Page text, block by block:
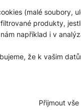
(malé soubory,
produkty,
například i v
že k vašim
Přijmout vše